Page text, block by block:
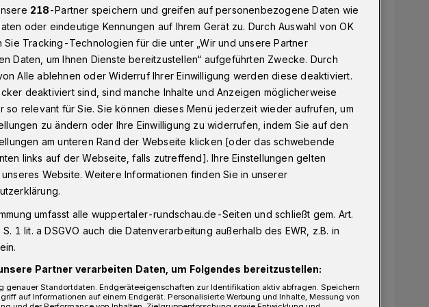
Jugendliche traten in Wuppertal mindestens zehn Autospiegel ab
Autospiegel
am Samstag (8. Juni 2019) gegen
Anwohner meldeten der Polizei
an geparkten Pkw im Bereich
218-Partner speichern und greifen auf personenbezogene Daten wie
oder eindeutige Kennungen auf Ihrem Gerät zu. Durch Auswahl von OK
Sie Tracking-Technologien für die unter „Wir und unsere Partner
Daten, um Ihnen Dienste bereitzustellen“ aufgeführten Zwecke. Durch
Alle ablehnen oder Widerruf Ihrer Einwilligung werden diese deaktiviert.
deaktiviert sind, sind manche Inhalte und Anzeigen möglicherweise
so relevant für Sie. Sie können dieses Menü jederzeit wieder aufrufen, um
zu ändern oder Ihre Einwilligung zu widerrufen, indem Sie auf den
am unteren Rand der Webseite klicken [oder das schwebende
links auf der Webseite, falls zutreffend]. Ihre Einstellungen gelten
Website. Weitere Informationen finden Sie in unserer
umfasst alle wuppertaler-rundschau.de-Seiten und schließt gem. Art.
1 lit. a DSGVO auch die Datenverarbeitung außerhalb des EWR, z.B. in
Partner verarbeiten Daten, um Folgendes bereitzustellen:
genauer Standortdaten. Endgeräteeigenschaften zur Identifikation aktiv abfragen. Speichern
auf Informationen auf einem Endgerät. Personalisierte Werbung und Inhalte, Messung von